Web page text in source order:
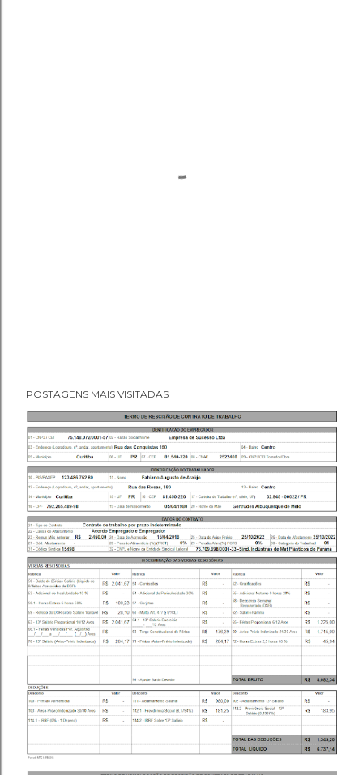
POSTAGENS MAIS VISITADAS